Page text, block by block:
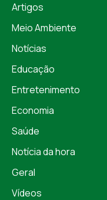
Artigos
Meio Ambiente
Notícias
Educação
Entretenimento
Economia
Saúde
Notícia da hora
Geral
Vídeos